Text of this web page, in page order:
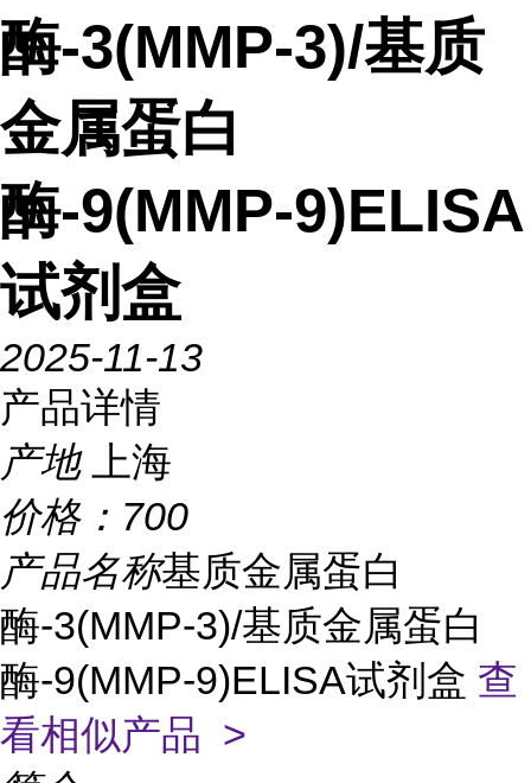
酶-3(MMP-3)/基质
金属蛋白
酶-9(MMP-9)ELISA
试剂盒
2025-11-13
产品详情
产地
上海
价格： 700
产品名称基质金属蛋白
酶-3(MMP-3)/基质金属蛋白
酶-9(MMP-9)ELISA试剂盒 查
看相似产品 >